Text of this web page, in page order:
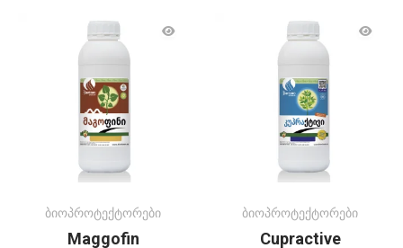
მრავალი
ვარიანტი.
ვარიანტები
შეიძლება
შეირჩეს
გვერდზე
ბიოპროტექტორები
Maggofin
ბიოპროტექტორები
Cupractive